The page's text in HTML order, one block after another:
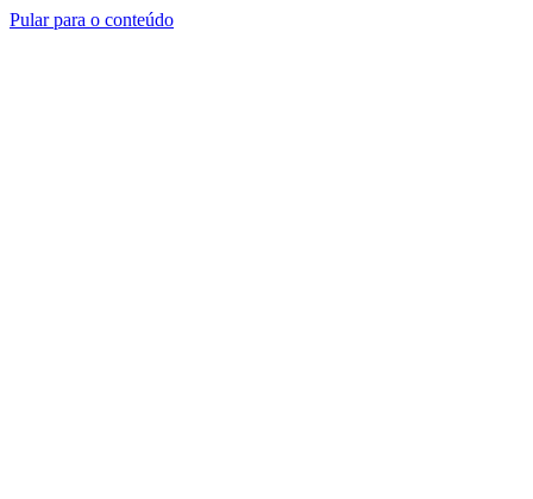
Pular para o conteúdo